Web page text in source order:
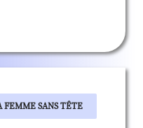
FEMME SANS TÊTE